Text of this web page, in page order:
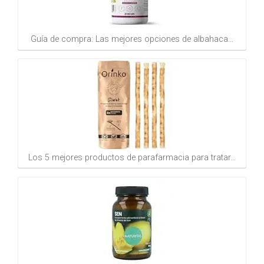
Guía de compra: Las mejores opciones de albahaca…
Los 5 mejores productos de parafarmacia para tratar…